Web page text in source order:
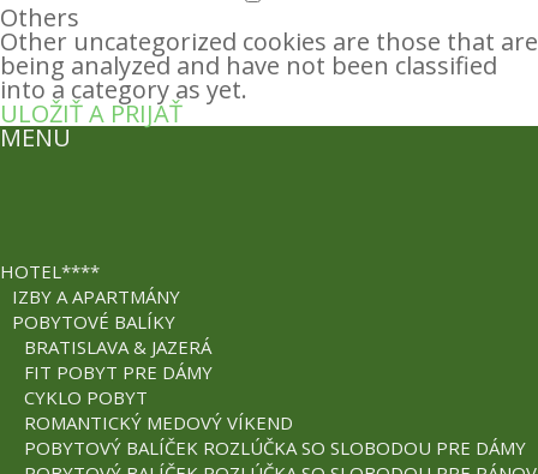
Others
Other uncategorized cookies are those that are
being analyzed and have not been classified
into a category as yet.
ULOŽIŤ A PRIJAŤ
MENU
HOTEL****
IZBY A APARTMÁNY
POBYTOVÉ BALÍKY
BRATISLAVA & JAZERÁ
FIT POBYT PRE DÁMY
CYKLO POBYT
ROMANTICKÝ MEDOVÝ VÍKEND
POBYTOVÝ BALÍČEK ROZLÚČKA SO SLOBODOU PRE DÁMY